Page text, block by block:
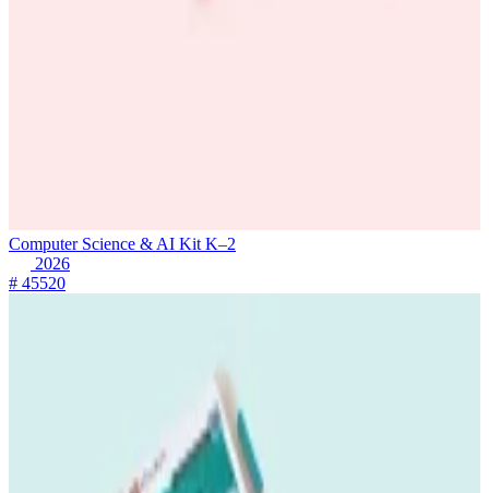
Computer Science & AI Kit K–2
2026
# 45520